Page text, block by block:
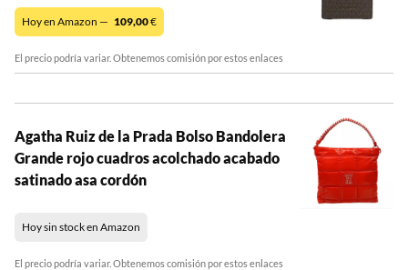
Hoy en Amazon — 109,00€
El precio podría variar. Obtenemos comisión por estos enlaces
Agatha Ruiz de la Prada Bolso Bandolera
Grande rojo cuadros acolchado acabado
satinado asa cordón
Hoy sin stock en Amazon
El precio podría variar. Obtenemos comisión por estos enlaces